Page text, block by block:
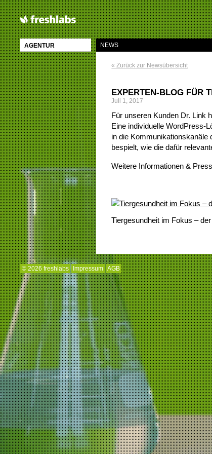
AGENTUR NEWS
« Zurück zur Newsübersicht
EXPERTEN-BLOG FÜR
Juli 1, 2017
Für unseren Kunden Dr. Link
Eine individuelle WordPress-
in die Kommunikationskanäle
bespielt, wie die dafür
Weitere Informationen &
Tiergesundheit im Fokus –
© 2026 freshlabs Impressum AGB